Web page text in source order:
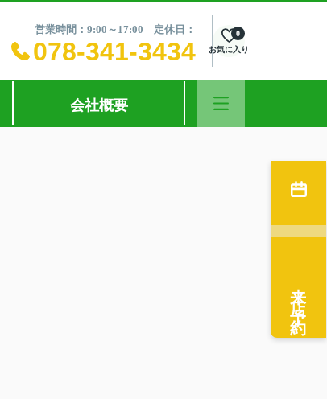
営業時間：9:00～17:00 定休日：
078-341-3434 お気に入り
0
会社概要
来店予約